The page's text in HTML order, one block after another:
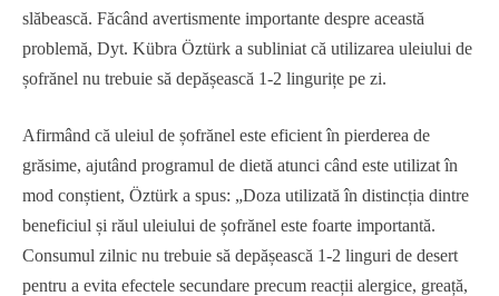
slăbească. Făcând avertismente importante despre această
problemă, Dyt. Kübra Öztürk a subliniat că utilizarea uleiului de
șofrănel nu trebuie să depășească 1-2 lingurițe pe zi.
Afirmând că uleiul de șofrănel este eficient în pierderea de
grăsime, ajutând programul de dietă atunci când este utilizat în
mod conștient, Öztürk a spus: „Doza utilizată în distincția dintre
beneficiul și răul uleiului de șofrănel este foarte importantă.
Consumul zilnic nu trebuie să depășească 1-2 linguri de desert
pentru a evita efectele secundare precum reacții alergice, greață,